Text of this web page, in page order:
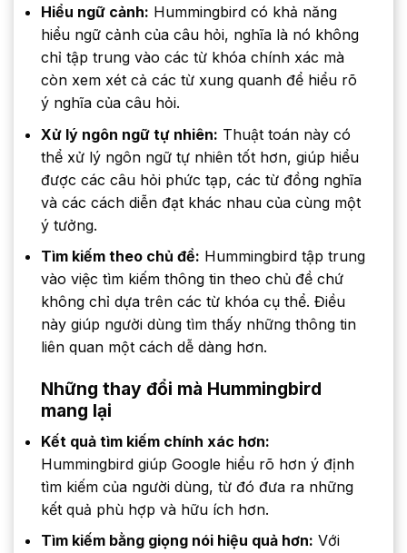
Hiểu ngữ cảnh: Hummingbird có khả năng
hiểu ngữ cảnh của câu hỏi, nghĩa là nó không
chỉ tập trung vào các từ khóa chính xác mà
còn xem xét cả các từ xung quanh để hiểu rõ
ý nghĩa của câu hỏi.
Xử lý ngôn ngữ tự nhiên: Thuật toán này có
thể xử lý ngôn ngữ tự nhiên tốt hơn, giúp hiểu
được các câu hỏi phức tạp, các từ đồng nghĩa
và các cách diễn đạt khác nhau của cùng một
ý tưởng.
Tìm kiếm theo chủ đề: Hummingbird tập trung
vào việc tìm kiếm thông tin theo chủ đề chứ
không chỉ dựa trên các từ khóa cụ thể. Điều
này giúp người dùng tìm thấy những thông tin
liên quan một cách dễ dàng hơn.
Những thay đổi mà Hummingbird
mang lại
Kết quả tìm kiếm chính xác hơn:
Hummingbird giúp Google hiểu rõ hơn ý định
tìm kiếm của người dùng, từ đó đưa ra những
kết quả phù hợp và hữu ích hơn.
Tìm kiếm bằng giọng nói hiệu quả hơn: Với